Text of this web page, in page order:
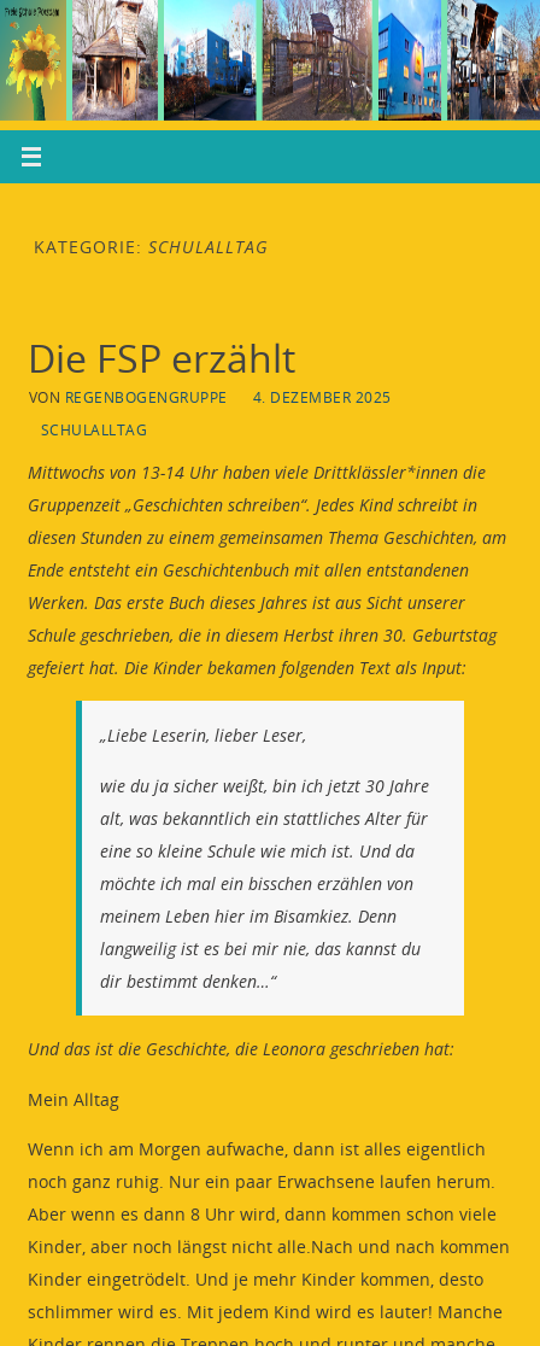
KATEGORIE: SCHULALLTAG
Die FSP erzählt
VON REGENBOGENGRUPPE
4. DEZEMBER 2025
SCHULALLTAG
Mittwochs von 13-14 Uhr haben viele Drittklässler*innen die
Gruppenzeit „Geschichten schreiben“. Jedes Kind schreibt in
diesen Stunden zu einem gemeinsamen Thema Geschichten, am
Ende entsteht ein Geschichtenbuch mit allen entstandenen
Werken. Das erste Buch dieses Jahres ist aus Sicht unserer
Schule geschrieben, die in diesem Herbst ihren 30. Geburtstag
gefeiert hat. Die Kinder bekamen folgenden Text als Input:
„Liebe Leserin, lieber Leser,
wie du ja sicher weißt, bin ich jetzt 30 Jahre
alt, was bekanntlich ein stattliches Alter für
eine so kleine Schule wie mich ist. Und da
möchte ich mal ein bisschen erzählen von
meinem Leben hier im Bisamkiez. Denn
langweilig ist es bei mir nie, das kannst du
dir bestimmt denken…“
Und das ist die Geschichte, die Leonora geschrieben hat:
Mein Alltag
Wenn ich am Morgen aufwache, dann ist alles eigentlich
noch ganz ruhig. Nur ein paar Erwachsene laufen herum.
Aber wenn es dann 8 Uhr wird, dann kommen schon viele
Kinder, aber noch längst nicht alle.Nach und nach kommen
Kinder eingetrödelt. Und je mehr Kinder kommen, desto
schlimmer wird es. Mit jedem Kind wird es lauter! Manche